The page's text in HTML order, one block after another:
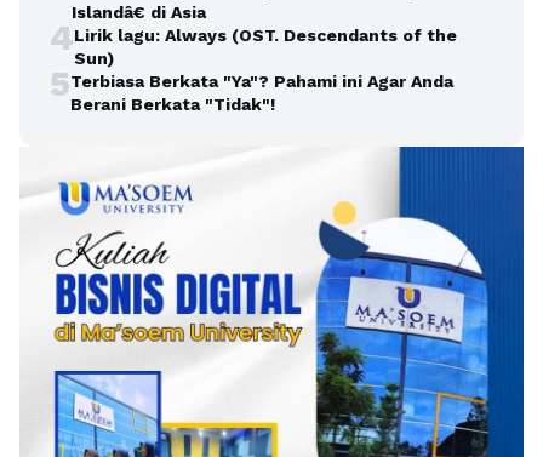
Islandâ€ di Asia
4Lirik lagu: Always (OST. Descendants of the
Sun)
5Terbiasa Berkata "Ya"? Pahami ini Agar Anda
Berani Berkata "Tidak"!